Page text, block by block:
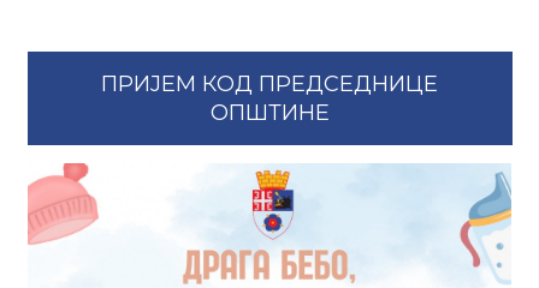
ПРИЈЕМ КОД ПРЕДСЕДНИЦЕ
ОПШТИНЕ